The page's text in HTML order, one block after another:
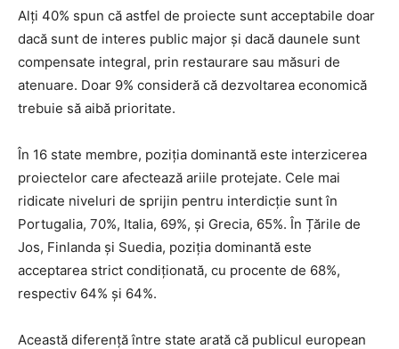
Alți 40% spun că astfel de proiecte sunt acceptabile doar
dacă sunt de interes public major și dacă daunele sunt
compensate integral, prin restaurare sau măsuri de
atenuare. Doar 9% consideră că dezvoltarea economică
trebuie să aibă prioritate.
În 16 state membre, poziția dominantă este interzicerea
proiectelor care afectează ariile protejate. Cele mai
ridicate niveluri de sprijin pentru interdicție sunt în
Portugalia, 70%, Italia, 69%, și Grecia, 65%. În Țările de
Jos, Finlanda și Suedia, poziția dominantă este
acceptarea strict condiționată, cu procente de 68%,
respectiv 64% și 64%.
Această diferență între state arată că publicul european